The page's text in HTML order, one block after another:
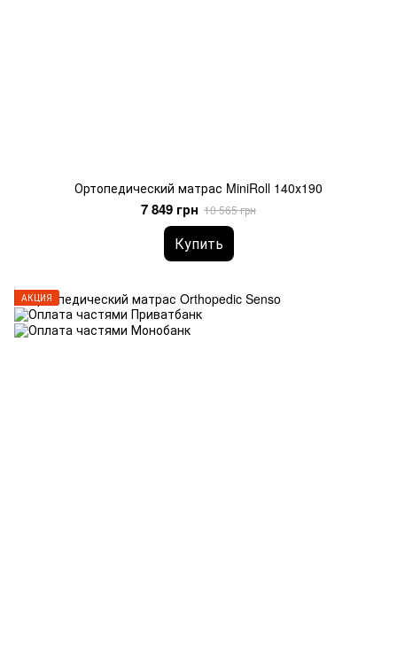
Ортопедический матрас MiniRoll 140х190
7 849 грн 10 565 грн
Купить
АКЦИЯ